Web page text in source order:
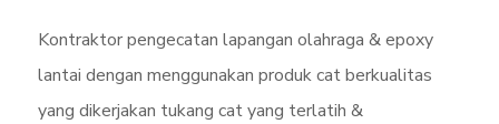
Kontraktor pengecatan lapangan olahraga & epoxy
lantai dengan menggunakan produk cat berkualitas
yang dikerjakan tukang cat yang terlatih &